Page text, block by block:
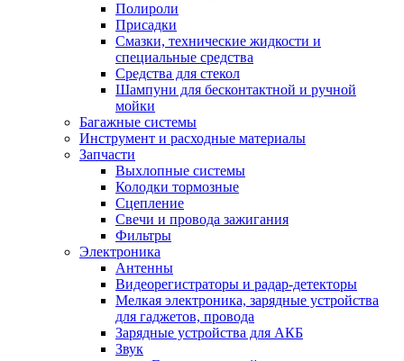
Полироли
Присадки
Смазки, технические жидкости и
специальные средства
Средства для стекол
Шампуни для бесконтактной и ручной
мойки
Багажные системы
Инструмент и расходные материалы
Запчасти
Выхлопные системы
Колодки тормозные
Сцепление
Свечи и провода зажигания
Фильтры
Электроника
Антенны
Видеорегистраторы и радар-детекторы
Мелкая электроника, зарядные устройства
для гаджетов, провода
Зарядные устройства для АКБ
Звук